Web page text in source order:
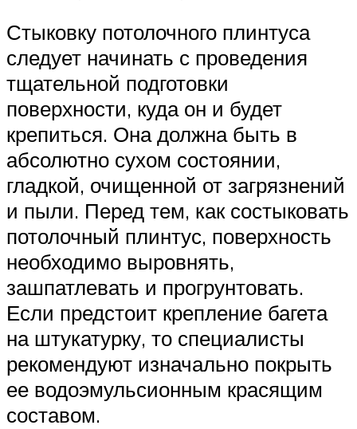
Стыковку потолочного плинтуса
следует начинать с проведения
тщательной подготовки
поверхности, куда он и будет
крепиться. Она должна быть в
абсолютно сухом состоянии,
гладкой, очищенной от загрязнений
и пыли. Перед тем, как состыковать
потолочный плинтус, поверхность
необходимо выровнять,
зашпатлевать и прогрунтовать.
Если предстоит крепление багета
на штукатурку, то специалисты
рекомендуют изначально покрыть
ее водоэмульсионным красящим
составом.